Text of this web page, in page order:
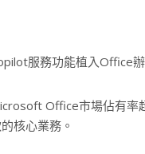
服務功能植入Office
Office市場佔有率
核心業務。